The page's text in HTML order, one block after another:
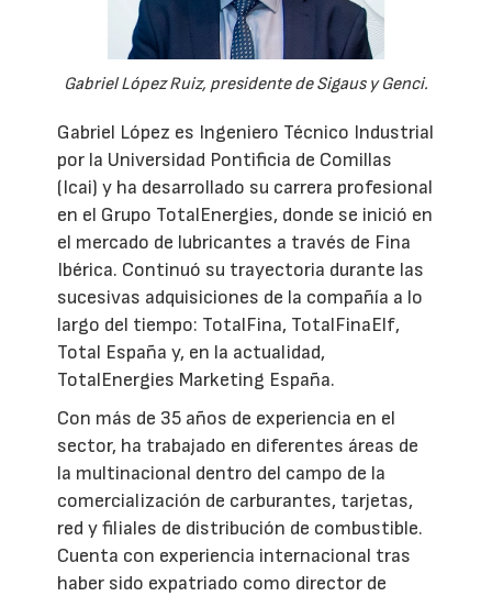
Gabriel López Ruiz, presidente de Sigaus y Genci.
Gabriel López es Ingeniero Técnico Industrial
por la Universidad Pontificia de Comillas
(Icai) y ha desarrollado su carrera profesional
en el Grupo TotalEnergies, donde se inició en
el mercado de lubricantes a través de Fina
Ibérica. Continuó su trayectoria durante las
sucesivas adquisiciones de la compañía a lo
largo del tiempo: TotalFina, TotalFinaElf,
Total España y, en la actualidad,
TotalEnergies Marketing España.
Con más de 35 años de experiencia en el
sector, ha trabajado en diferentes áreas de
la multinacional dentro del campo de la
comercialización de carburantes, tarjetas,
red y filiales de distribución de combustible.
Cuenta con experiencia internacional tras
haber sido expatriado como director de